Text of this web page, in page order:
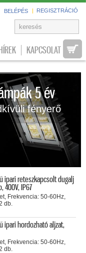
BELÉPÉS | REGISZTRÁCIÓ
KAPCSOLAT
5 év
fényerő
ipari reteszkapcsolt dugalj
400V, IP67
Frekvencia: 50-60Hz,
db.
ipari hordozható aljzat,
Frekvencia: 50-60Hz,
db.